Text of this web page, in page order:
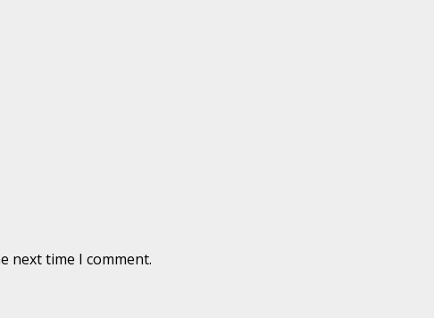
next time I comment.